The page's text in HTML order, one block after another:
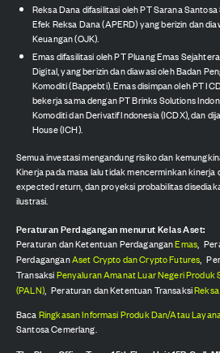
Reksa Dana difasilitasi oleh PT Sarana
Efek Reksa Dana (APERD) yang berizin dan
Keuangan (OJK).
Emas difasilitasi oleh PT Pluang Emas
Digital, yang berizin dan diawasi oleh Badan
Komoditi (Bappebti). Emas disimpan oleh PT
bekerja sama dengan PT Brinks Solutions
Komoditi dan Derivatif Indonesia (ICDX), dan
House (ICH).
Semua investasi mengandung risiko dan
Kinerja pada masa lalu tidak mencerminkan kinerja
expected return, dan proyeksi probabilitas
ilustrasi.
Peraturan Perdagangan menurut Kelas Aset:
Peraturan dan Ketentuan PerdaganganEmas,
PerdaganganAset Crypto dan Crypto Futures,
TransaksiPenyaluran Amanat Luar Negeri Produk
(PALN), Peraturan dan Ketentuan Transaksi
BacaRingkasan Informasi Produk Dan/Atau
Santosa Cemerlang.